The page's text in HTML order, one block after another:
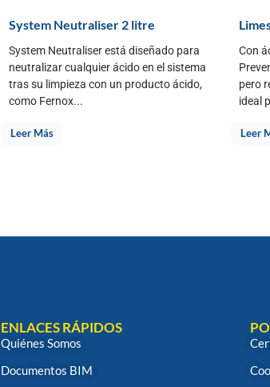
System Neutraliser 2 litre
System Neutraliser está diseñado para
neutralizar cualquier ácido en el sistema
tras su limpieza con un producto ácido,
como Fernox...
Leer Más
Con
pero
ideal
Leer
ENLACES RÁPIDOS
Quiénes Somos
Documentos BIM